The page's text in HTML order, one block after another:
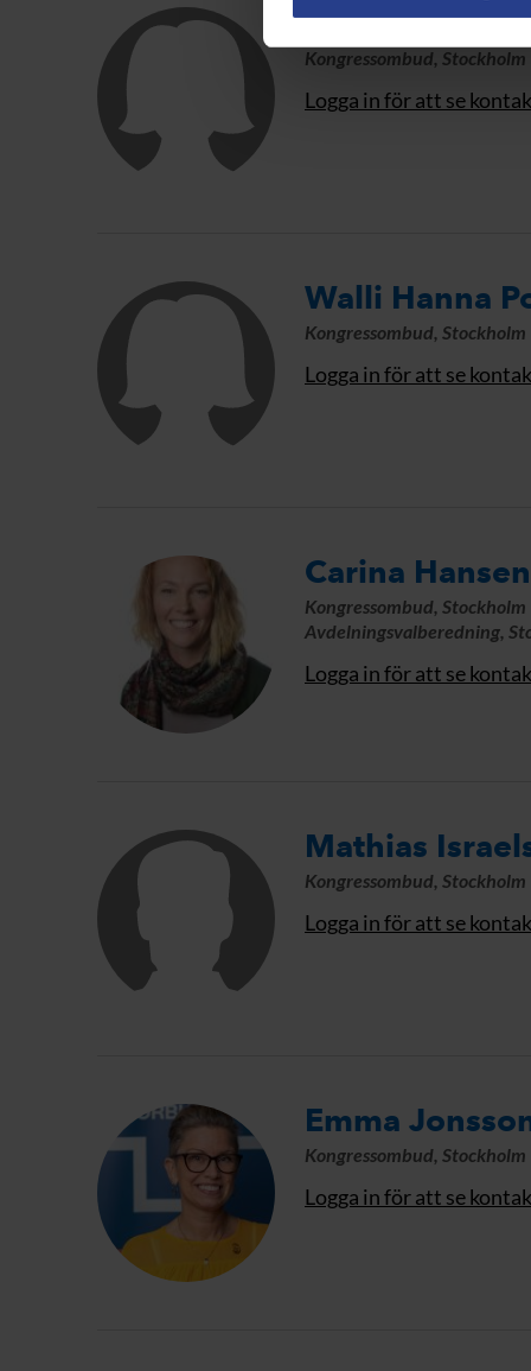
Alathea Evans
Kongressombud, Stockholm
Logga in för att se
Walli Hanna
Kongressombud, Stockholm
Logga in för att se
Carina Hansen
Kongressombud, Stockholm
Avdelningsvalberedning,
Logga in för att se
Mathias
Kongressombud, Stockholm
Logga in för att se
Emma
Kongressombud, Stockholm
Logga in för att se